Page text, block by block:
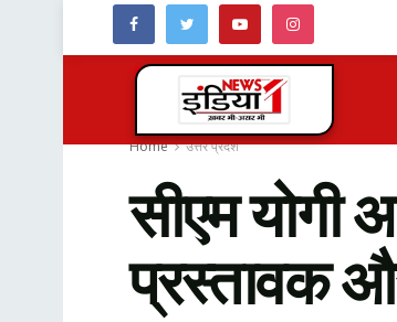
Home उत्तर प्रदेश
सीएम योगी
प्रस्तावक